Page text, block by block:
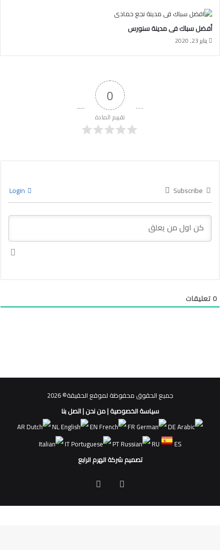
أفضل سباك فى مدينة سنورس
يناير 23, 2020
0
تقييم المادة
Subscribe
0تعليقات
جميع الحقوق محفوظة لموقع الحقيقة© 2026
سياسة الخصوصية|من نحن|اتصل بنا
AR
NL EN FR
DE
IT
PT RU
ES
تصميم شركة الهرم الرابع
فيسبوك
الموقع